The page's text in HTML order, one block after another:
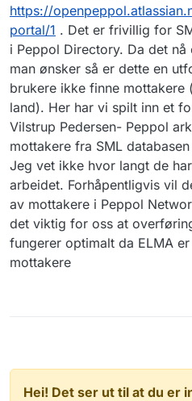
https://
portal/1 . Det er frivillig for
i Peppol Directory. Da det
man ønsker så er dette en
brukere ikke finne mottakere
land). Her har vi spilt inn et
Vilstrup Pedersen- Peppol
mottakere fra SML
Jeg vet ikke hvor langt de
arbeidet. Forhåpentligvis vil
av mottakere i Peppol
det viktig for oss at
fungerer optimalt da ELMA
mottakere
Hei! Det ser ut til at du er